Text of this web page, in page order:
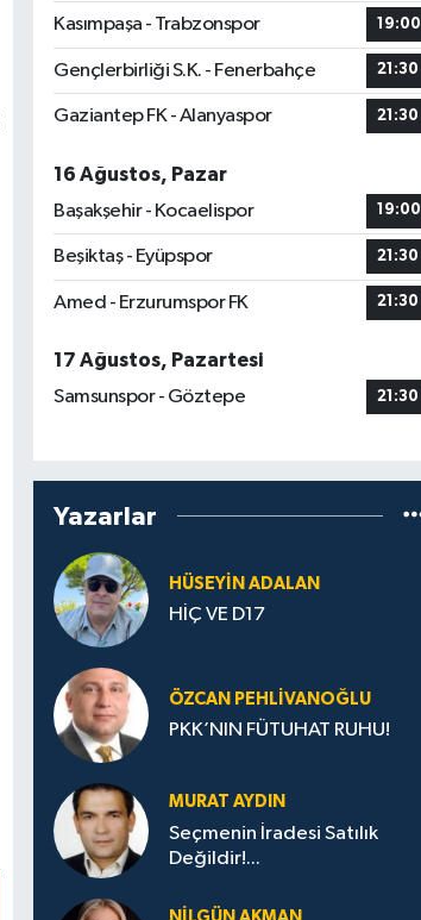
Kasımpaşa - Trabzonspor 19:00
Gençlerbirliği S.K. - Fenerbahçe 21:30
Gaziantep FK - Alanyaspor 21:30
16 Ağustos, Pazar
Başakşehir - Kocaelispor
19:00
Beşiktaş - Eyüpspor 21:30
Amed - Erzurumspor FK 21:30
17 Ağustos, Pazartesi
Samsunspor - Göztepe
21:30
Yazarlar
HÜSEYIN ADALAN
HİÇ VE D17
ÖZCAN PEHLIVANOĞLU
PKK’NIN FÜTUHAT RUHU!
MURAT AYDIN
Seçmenin İradesi Satılık
Değildir!...